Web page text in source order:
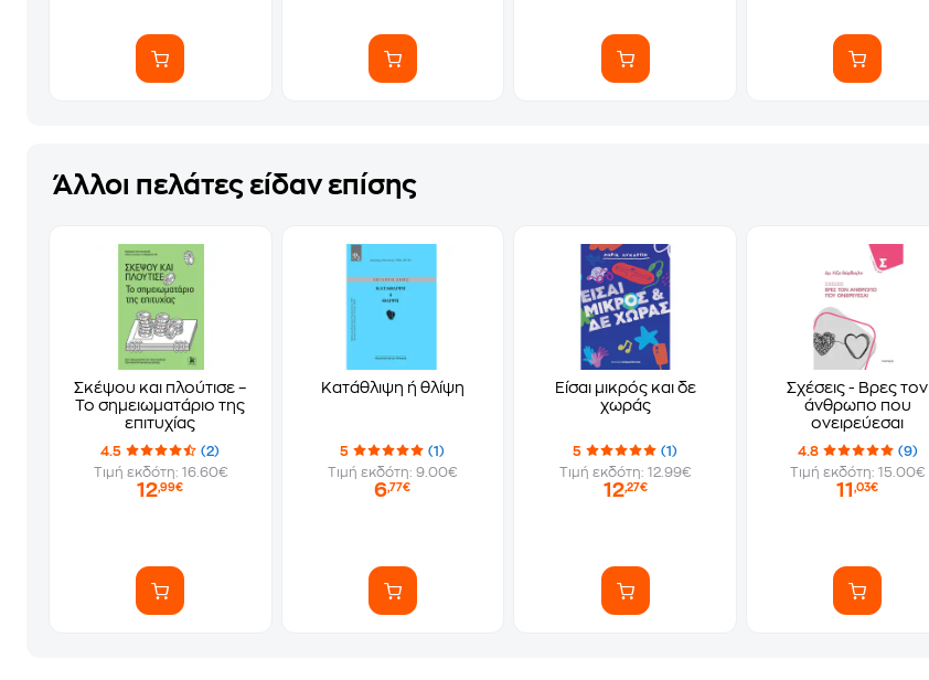
Άλλοι πελάτες είδαν επίσης
Σκέψου και πλούτισε –
Το σημειωματάριο της
επιτυχίας
4.5
(2)
Τιμή εκδότη: 16.60€
12,99€
Κατάθλιψη ή θλίψη
5
(1)
Τιμή εκδότη: 9.00€
6,77€
Είσαι μικρός και δε
χωράς
5
(1)
Τιμή εκδότη: 12.99€
12,27€
Σχέσεις - Βρες τον
άνθρωπο που
ονειρεύεσαι
4.8
(9)
Τιμή εκδότη: 15.00€
11,03€